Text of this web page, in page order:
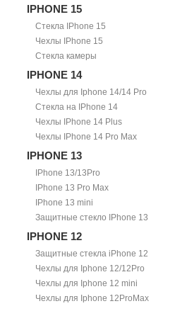
IPHONE 15
Стекла IPhone 15
Чехлы IPhone 15
Стекла камеры
IPHONE 14
Чехлы для Iphone 14/14 Pro
Стекла на IPhone 14
Чехлы IPhone 14 Plus
Чехлы IPhone 14 Pro Max
IPHONE 13
IPhone 13/13Pro
IPhone 13 Pro Max
IPhone 13 mini
Защитные стекло IPhone 13
IPHONE 12
Защитные стекла iPhone 12
Чехлы для Iphone 12/12Pro
Чехлы для Iphone 12 mini
Чехлы для Iphone 12ProMax